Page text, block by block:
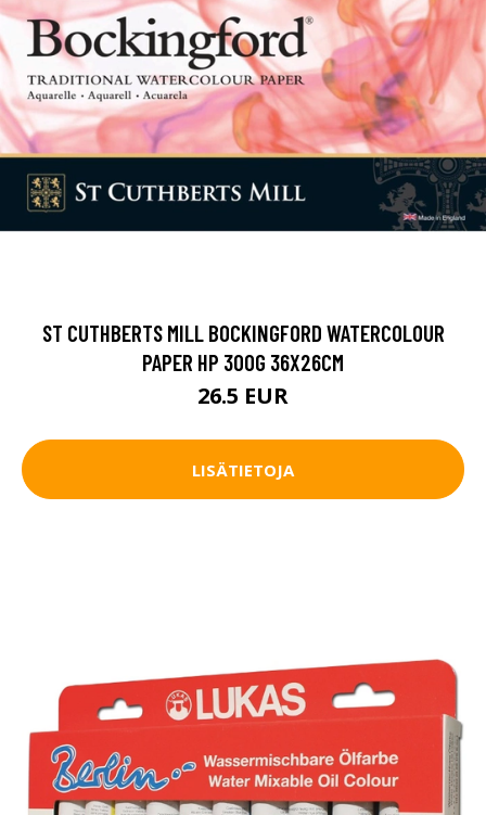
ST CUTHBERTS MILL BOCKINGFORD WATERCOLOUR
PAPER HP 300G 36X26CM
26.5 EUR
LISÄTIETOJA